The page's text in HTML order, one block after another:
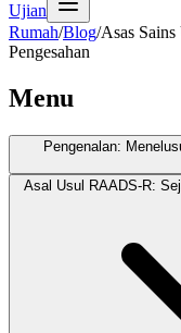
Ujian
Rumah/Blog/Asas
Pengesahan
Menu
Pengenalan:
Asal Usul RAADS-R: